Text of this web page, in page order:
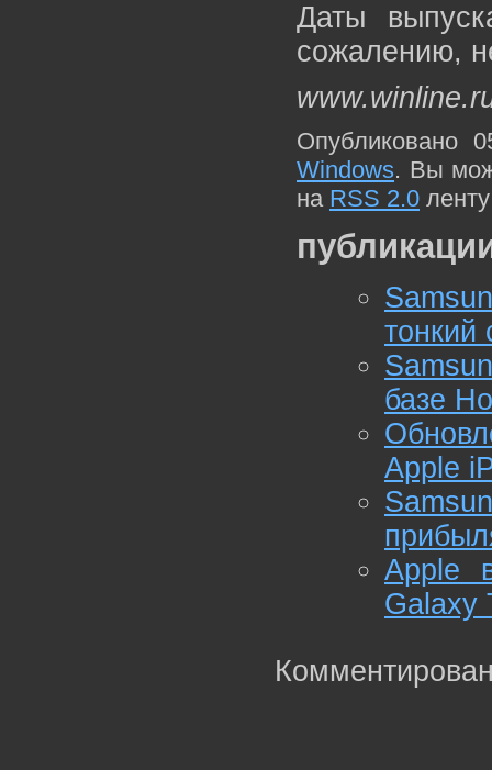
Даты
сожалению,
Опубликовано
Windows. Вы
на RSS 2.0
базе
Apple
Apple
Galaxy